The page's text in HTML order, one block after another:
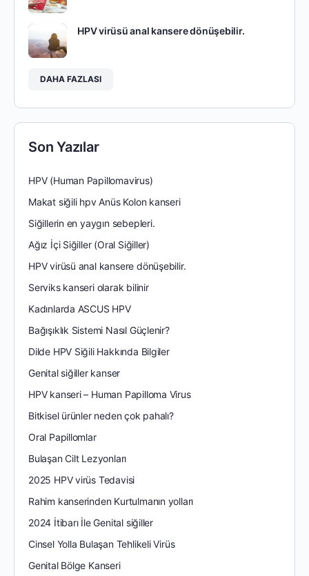
HPV virüsü anal kansere dönüşebilir.
DAHA FAZLASI
Son Yazılar
HPV (Human Papillomavirus)
Makat siğili hpv Anüs Kolon kanseri
Siğillerin en yaygın sebepleri.
Ağız İçi Siğiller (Oral Siğiller)
HPV virüsü anal kansere dönüşebilir.
Serviks kanseri olarak bilinir
Kadınlarda ASCUS HPV
Bağışıklık Sistemi Nasıl Güçlenir?
Dilde HPV Siğili Hakkında Bilgiler
Genital siğiller kanser
HPV kanseri – Human Papilloma Virus
Bitkisel ürünler neden çok pahalı?
Oral Papillomlar
Bulaşan Cilt Lezyonları
2025 HPV virüs Tedavisi
Rahim kanserinden Kurtulmanın yolları
2024 İtibarı İle Genital siğiller
Cinsel Yolla Bulaşan Tehlikeli Virüs
Genital Bölge Kanseri